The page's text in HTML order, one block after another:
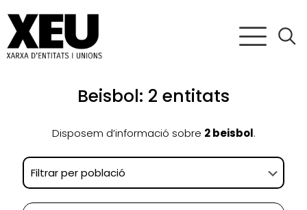
Beisbol: 2 entitats
Disposem d’informació sobre 2 beisbol.